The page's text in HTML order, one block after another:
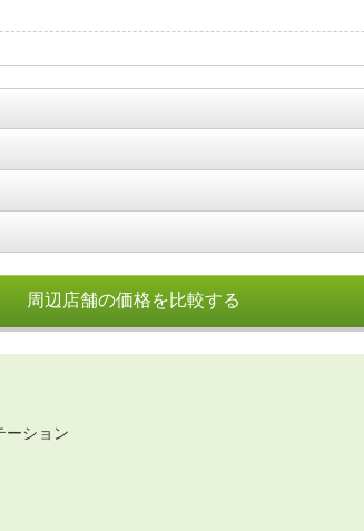
周辺店舗の価格を比較する
ーション